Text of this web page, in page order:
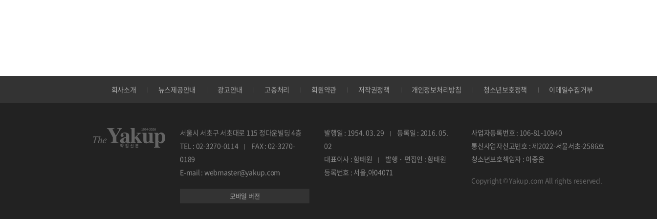
회사소개 뉴스제공안내 광고안내 고충처리 회원약관 저작권정책 개인정보처리방침 청소년보호정책 이메일수집거부
서울시 서초구 서초대로 115 정다운빌딩 4층
TEL : 02-3270-0114
FAX : 02-3270-
0189
E-mail : webmaster@yakup.com
모바일 버전
발행일 : 1954. 03. 29
등록일 : 2016. 05.
02
대표이사 : 함태원
발행 · 편집인 : 함태원
등록번호 : 서울,아04071
사업자등록번호 : 106-81-10940
통신사업자신고번호 : 제2022-서울서초-2586호
청소년보호책임자 : 이종운
Copyright © Yakup.com All rights reserved.